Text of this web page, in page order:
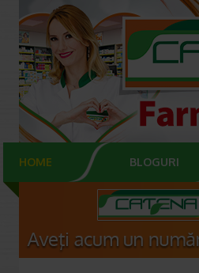
HOME BLOGURI